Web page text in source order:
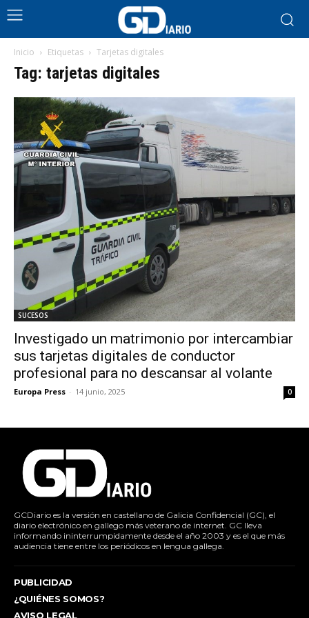
Inicio Etiquetas Tarjetas digitales
Tag: tarjetas digitales
SUCESOS
Investigado un matrimonio por intercambiar
sus tarjetas digitales de conductor
profesional para no descansar al volante
Europa Press - 14 junio, 2025 0
GCDiario es la versión en castellano de Galicia Confidencial (GC), el
diario electrónico en gallego más veterano de internet. GC lleva
informando ininterrumpidamente desde el año 2003 y es el que más
audiencia tiene entre los periódicos en lengua gallega.
PUBLICIDAD
¿QUIÉNES SOMOS?
AVISO LEGAL